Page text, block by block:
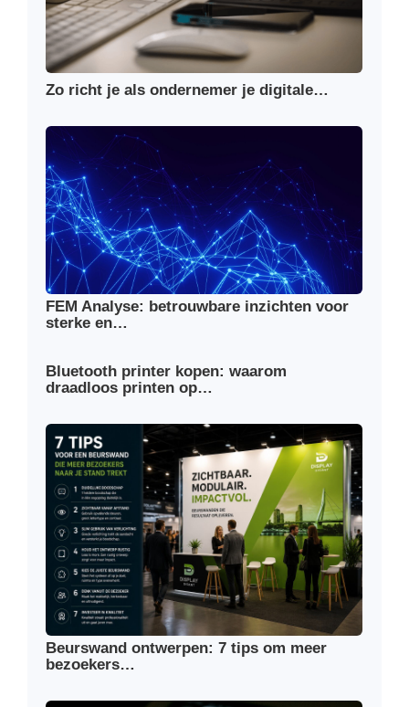
Zo richt je als ondernemer je digitale…
FEM Analyse: betrouwbare inzichten voor
sterke en…
Bluetooth printer kopen: waarom
draadloos printen op…
Beurswand ontwerpen: 7 tips om meer
bezoekers…